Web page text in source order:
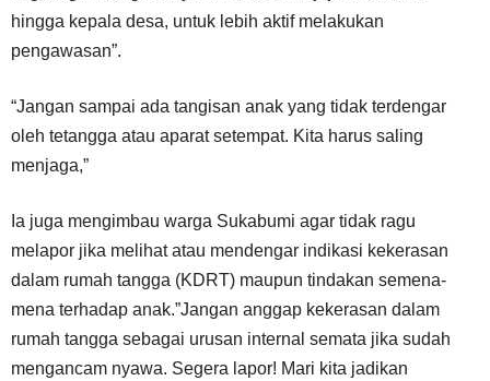
hingga kepala desa, untuk lebih aktif melakukan
pengawasan”.
“Jangan sampai ada tangisan anak yang tidak terdengar
oleh tetangga atau aparat setempat. Kita harus saling
menjaga,”
Ia juga mengimbau warga Sukabumi agar tidak ragu
melapor jika melihat atau mendengar indikasi kekerasan
dalam rumah tangga (KDRT) maupun tindakan semena-
mena terhadap anak.”Jangan anggap kekerasan dalam
rumah tangga sebagai urusan internal semata jika sudah
mengancam nyawa. Segera lapor! Mari kita jadikan